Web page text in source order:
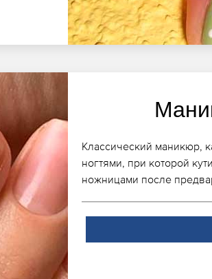
Классический маникюр,
ногтями, при которой
ножницами после